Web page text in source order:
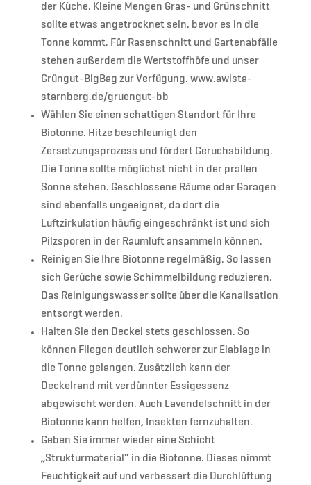
der Küche. Kleine Mengen Gras- und Grünschnitt
sollte etwas angetrocknet sein, bevor es in die
Tonne kommt. Für Rasenschnitt und Gartenabfälle
stehen außerdem die Wertstoffhöfe und unser
Grüngut-BigBag zur Verfügung. www.awista-
starnberg.de/gruengut-bb
Wählen Sie einen schattigen Standort für Ihre
Biotonne. Hitze beschleunigt den
Zersetzungsprozess und fördert Geruchsbildung.
Die Tonne sollte möglichst nicht in der prallen
Sonne stehen. Geschlossene Räume oder Garagen
sind ebenfalls ungeeignet, da dort die
Luftzirkulation häufig eingeschränkt ist und sich
Pilzsporen in der Raumluft ansammeln können.
Reinigen Sie Ihre Biotonne regelmäßig. So lassen
sich Gerüche sowie Schimmelbildung reduzieren.
Das Reinigungswasser sollte über die Kanalisation
entsorgt werden.
Halten Sie den Deckel stets geschlossen. So
können Fliegen deutlich schwerer zur Eiablage in
die Tonne gelangen. Zusätzlich kann der
Deckelrand mit verdünnter Essigessenz
abgewischt werden. Auch Lavendelschnitt in der
Biotonne kann helfen, Insekten fernzuhalten.
Geben Sie immer wieder eine Schicht
„Strukturmaterial“ in die Biotonne. Dieses nimmt
Feuchtigkeit auf und verbessert die Durchlüftung